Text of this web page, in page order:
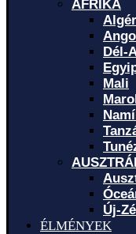
AFRIKA
Dél-
Mali
Új-
ÉLMÉNYEK